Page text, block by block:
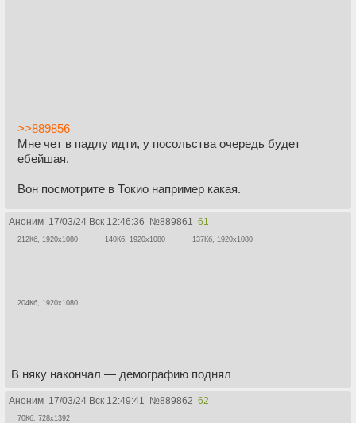
>>889856
Мне чет в падлу идти, у посольства очередь будет
ебейшая.
Вон посмотрите в Токио например какая.
Аноним 17/03/24 Вск 12:46:36 №889861 61
212Кб, 1920x1080 140Кб, 1920x1080 137Кб, 1920x1080
204Кб, 1920x1080
В няку накончал — демографию поднял
Аноним 17/03/24 Вск 12:49:41 №889862 62
70Кб, 728x1392